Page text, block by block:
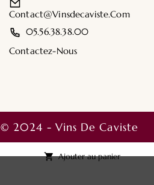
Contact@vinsdecaviste.com
05.56.38.38.00
Contactez-Nous
© 2024 - Vins De Caviste
 Ajouter au panier